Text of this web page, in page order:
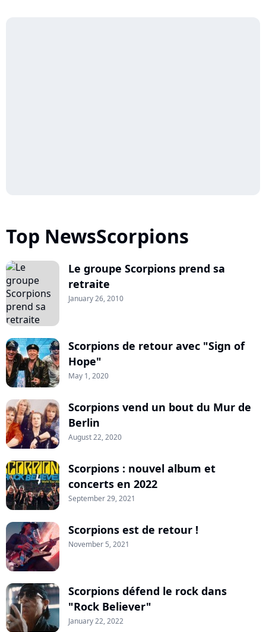
Top NewsScorpions
Le groupe Scorpions prend sa
retraite
January 26, 2010
Scorpions de retour avec "Sign of
Hope"
May 1, 2020
Scorpions vend un bout du Mur de
Berlin
August 22, 2020
Scorpions : nouvel album et
concerts en 2022
September 29, 2021
Scorpions est de retour !
November 5, 2021
Scorpions défend le rock dans
"Rock Believer"
January 22, 2022